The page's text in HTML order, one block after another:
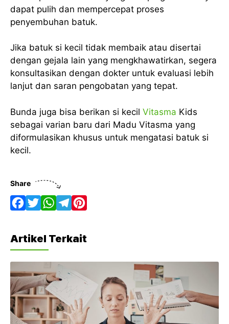
dapat pulih dan mempercepat proses
penyembuhan batuk.
Jika batuk si kecil tidak membaik atau disertai
dengan gejala lain yang mengkhawatirkan, segera
konsultasikan dengan dokter untuk evaluasi lebih
lanjut dan saran pengobatan yang tepat.
Bunda juga bisa berikan si kecil Vitasma Kids
sebagai varian baru dari Madu Vitasma yang
diformulasikan khusus untuk mengatasi batuk si
kecil.
Share
a
c
e
b
o
o
w
i
t
t
e
r
h
a
t
s
A
p
e
g
r
a
t
e
Artikel Terkait